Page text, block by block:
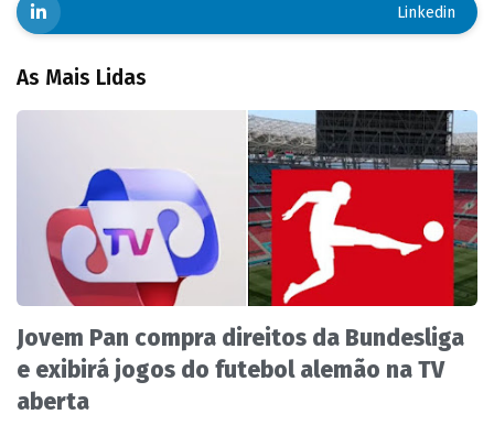
Linkedin
As Mais Lidas
Jovem Pan compra direitos da Bundesliga
e exibirá jogos do futebol alemão na TV
aberta